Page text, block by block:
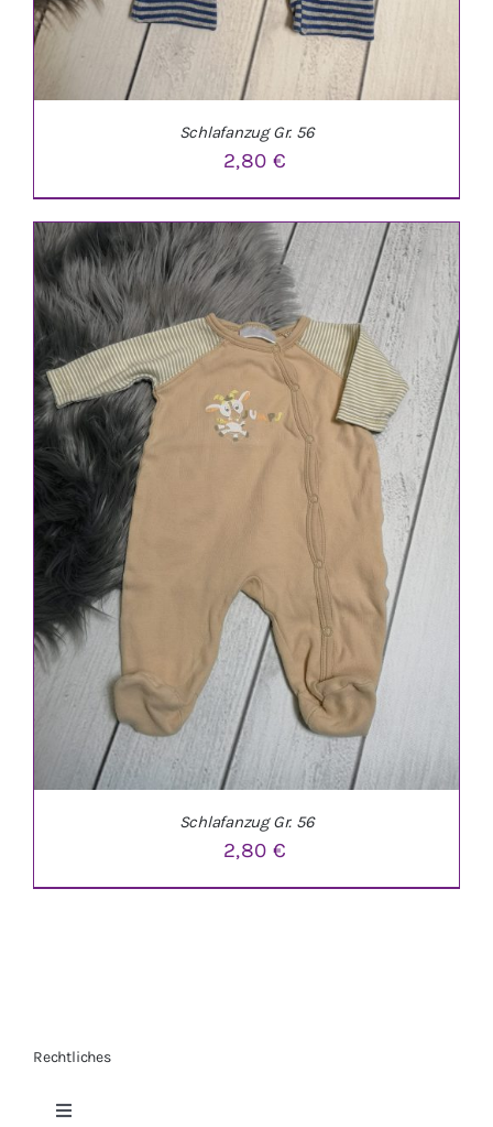
IN DEN WARENKORB / DETAILS
Schlafanzug Gr. 56
2,80 €
Schlafanzug Gr. 56
2,80 €
Rechtliches
Toggle